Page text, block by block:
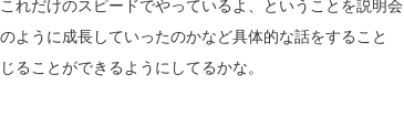
れだけのスピードでやっているよ、ということを説明会
ように成長していったのかなど具体的な話をすること
ることができるようにしてるかな。